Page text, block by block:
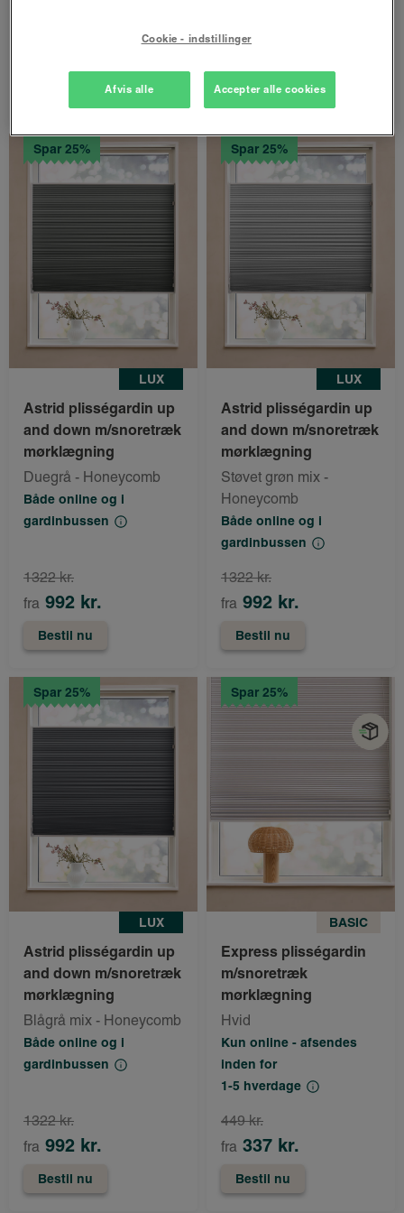
1322 kr.
Bestil nu
Spar 25%
LUX
Astrid plisségardin up
and down m/snoretræk
mørklægning
Duegrå - Honeycomb
Både online og i
gardinbussen
fra 992 kr.
1322 kr.
Bestil nu
Spar 25%
LUX
Astrid plisségardin up
and down m/snoretræk
mørklægning
Støvet grøn mix -
Honeycomb
Både online og i
gardinbussen
fra 992 kr.
1322 kr.
Bestil nu
Spar 25%
LUX
Astrid plisségardin up
and down m/snoretræk
mørklægning
Blågrå mix - Honeycomb
Både online og i
gardinbussen
fra 992 kr.
1322 kr.
Bestil nu
Spar 25%
BASIC
Express plisségardin
m/snoretræk
mørklægning
Hvid
Kun online - afsendes
inden for
1-5 hverdage
fra 337 kr.
449 kr.
Bestil nu
Cookie - indstillinger
Afvis alle Accepter alle cookies